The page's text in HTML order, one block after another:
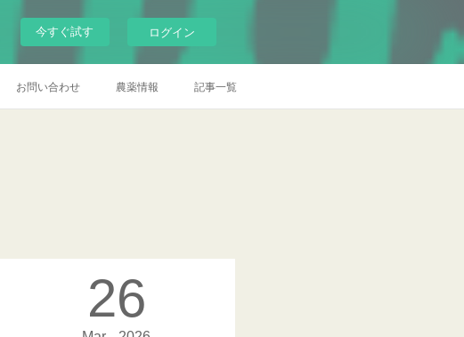
今すぐ試す ログイン
お問い合わせ 農薬情報 記事一覧
26